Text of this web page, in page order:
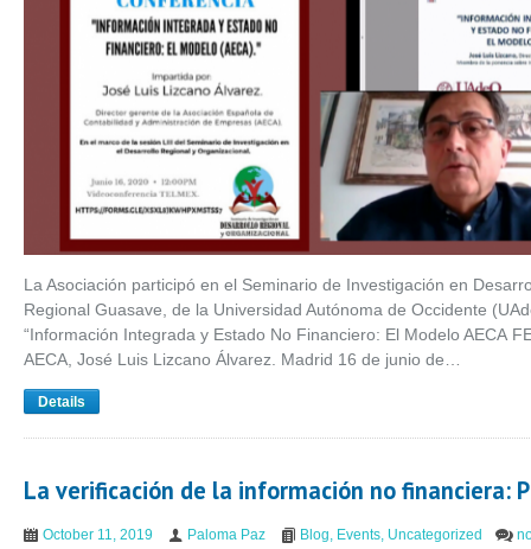
La Asociación participó en el Seminario de Investigación en
Regional Guasave, de la Universidad Autónoma de Occidente
“Información Integrada y Estado No Financiero: El Modelo AECA
AECA, José Luis Lizcano Álvarez. Madrid 16 de junio de…
Details
La verificación de la información no financiera:
October 11, 2019 Paloma Paz Blog, Events, Uncategorized